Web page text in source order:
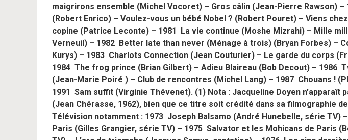
maigrirons ensemble (Michel Vocoret) – Gros câlin (Jean-Pierre Rawson) –
(Robert Enrico) – Voulez-vous un bébé Nobel ? (Robert Pouret) – Viens
copine (Patrice Leconte) – 1981 La vie continue (Moshe Mizrahi) – Mille
Verneuil) – 1982 Better late than never (Ménage à trois) (Bryan Forbes) –
Kurys) – 1983 Charlots Connection (Jean Couturier) – Le garde du corps
1984 The frog prince (Brian Gilbert) – Adieu Blaireau (Bob Decout) – 1986
(Jean-Marie Poiré ) – Club de rencontres (Michel Lang) – 1987 Chouans !
1991 Sam suffit (Virginie Thévenet). (1) Nota : Jacqueline Doyen n’apparaît
(Jean Chérasse, 1962), bien que ce titre soit crédité dans sa filmographie de
Télévision notamment : 1973 Joseph Balsamo (André Hunebelle, série TV)
Paris (Gilles Grangier, série TV) – 1975 Salvator et les Mohicans de Paris